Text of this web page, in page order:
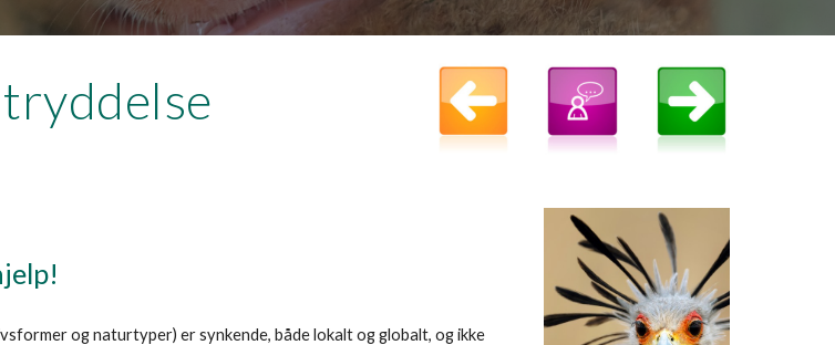
og naturtyper) er synkende, både lokalt og globalt, og ikke